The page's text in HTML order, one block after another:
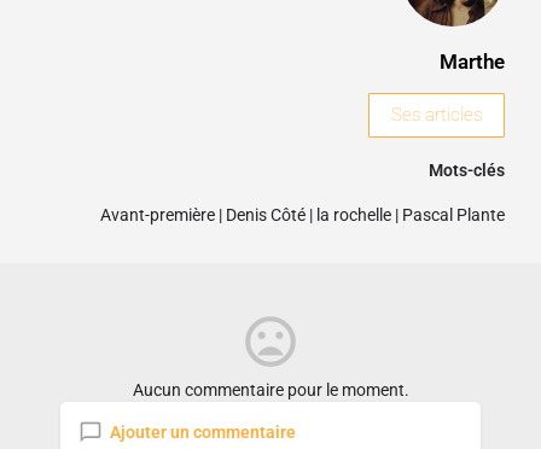
Marthe
Ses articles
Mots-clés
Avant-première | Denis Côté | la rochelle | Pascal Plante
Aucun commentaire pour le moment.
Ajouter un commentaire